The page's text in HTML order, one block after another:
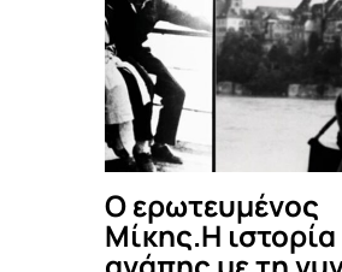
20+20 βιβλία για το
καλοκαίρι (Μέρος